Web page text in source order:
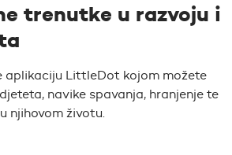
trenutke u razvoju i
aplikaciju LittleDot kojom možete
navike spavanja, hranjenje te
njihovom životu.